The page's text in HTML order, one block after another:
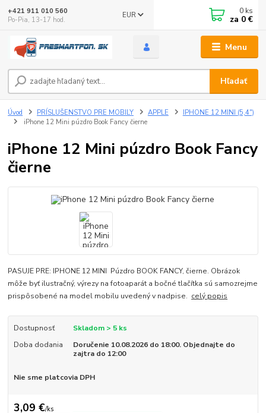
Menu
EUR
Hľadať
+421 911 010 560
Po-Pia, 13-17 hod.
0 ks
za 0 €
Úvod PRÍSLUŠENSTVO PRE MOBILY APPLE
IPHONE 12 MINI (5,4")
iPhone 12 Mini púzdro Book Fancy čierne
iPhone 12 Mini púzdro Book Fancy
čierne
PASUJE PRE: IPHONE 12 MINI Púzdro BOOK FANCY, čierne. Obrázok
môže byť ilustračný, výrezy na fotoaparát a bočné tlačítka sú samozrejme
prispôsobené na model mobilu uvedený v nadpise. celý popis
Dostupnosť
Skladom > 5 ks
Doba dodania
Doručenie 10.08.2026 do 18:00. Objednajte do
zajtra do 12:00
Nie sme platcovia DPH
3,09 €/ks